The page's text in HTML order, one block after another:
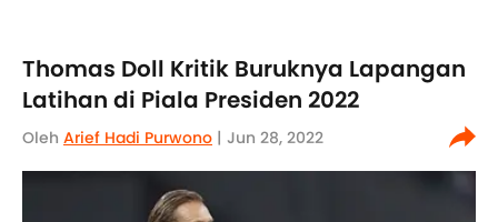
Thomas Doll Kritik Buruknya Lapangan
Latihan di Piala Presiden 2022
Oleh Arief Hadi Purwono | Jun 28, 2022